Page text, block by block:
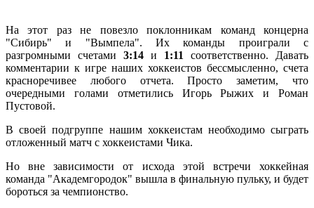
На этот раз не повезло поклонникам команд концерна
"Сибирь" и "Вымпела". Их команды проиграли с
разгромными счетами 3:14 и 1:11
соответственно. Давать
комментарии к игре наших хоккеистов бессмысленно, счета
красноречивее любого отчета. Просто заметим, что
очередными голами отметились Игорь Рыжих и Роман
Пустовой.
В своей подгруппе нашим хоккеистам необходимо сыграть
отложенный матч с хоккеистами Чика.
Но вне зависимости от исхода этой встречи хоккейная
команда "Академгородок" вышла в финальную пульку, и будет
бороться за чемпионство.